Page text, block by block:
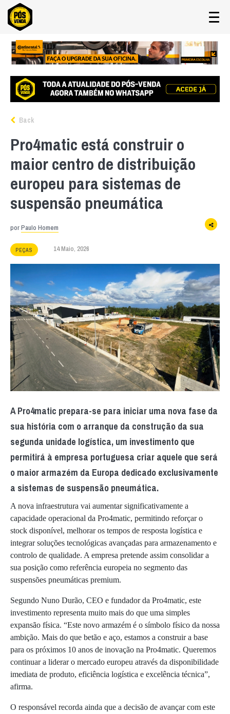
Back
Pro4matic está construir o
maior centro de distribuição
europeu para sistemas de
suspensão pneumática
porPaulo Homem
PEÇAS 14 Maio, 2026
A Pro4matic prepara-se para iniciar uma nova fase da
sua história com o arranque da construção da sua
segunda unidade logística, um investimento que
permitirá à empresa portuguesa criar aquele que será
o maior armazém da Europa dedicado exclusivamente
a sistemas de suspensão pneumática.
A nova infraestrutura vai aumentar significativamente a
capacidade operacional da Pro4matic, permitindo reforçar o
stock disponível, melhorar os tempos de resposta logística e
integrar soluções tecnológicas avançadas para armazenamento e
controlo de qualidade. A empresa pretende assim consolidar a
sua posição como referência europeia no segmento das
suspensões pneumáticas premium.
Segundo Nuno Durão, CEO e fundador da Pro4matic, este
investimento representa muito mais do que uma simples
expansão física. “Este novo armazém é o símbolo físico da nossa
ambição. Mais do que betão e aço, estamos a construir a base
para os próximos 10 anos de inovação na Pro4matic. Queremos
continuar a liderar o mercado europeu através da disponibilidade
imediata de produto, eficiência logística e excelência técnica”,
afirma.
O responsável recorda ainda que a decisão de avançar com este